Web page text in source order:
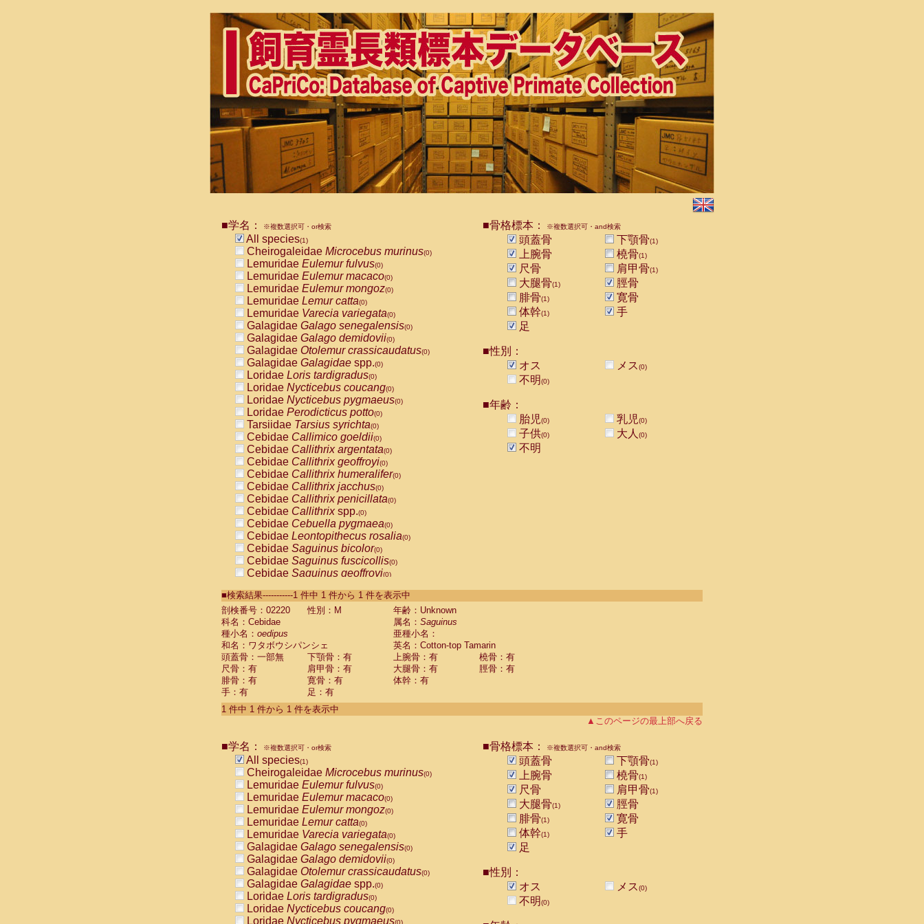
■学名： ※複数選択可・or検索
All species(1)
Cheirogaleidae Microcebus murinus(0)
Lemuridae Eulemur fulvus(0)
Lemuridae Eulemur macaco(0)
Lemuridae Eulemur mongoz(0)
Lemuridae Lemur catta(0)
Lemuridae Varecia variegata(0)
Galagidae Galago senegalensis(0)
Galagidae Galago demidovii(0)
Galagidae Otolemur crassicaudatus(0)
Galagidae Galagidae spp.(0)
Loridae Loris tardigradus(0)
Loridae Nycticebus coucang(0)
Loridae Nycticebus pygmaeus(0)
Loridae Perodicticus potto(0)
Tarsiidae Tarsius syrichta(0)
Cebidae Callimico goeldii(0)
Cebidae Callithrix argentata(0)
Cebidae Callithrix geoffroyi(0)
Cebidae Callithrix humeralifer(0)
Cebidae Callithrix jacchus(0)
Cebidae Callithrix penicillata(0)
Cebidae Callithrixspp.(0)
Cebidae Cebuella pygmaea(0)
Cebidae Leontopithecus rosalia(0)
Cebidae Saguinus bicolor(0)
Cebidae Saguinus fuscicollis(0)
Cebidae Saguinus geoffroyi(0)
CebidaeSaguinus labiatus(0)
Cebidae Saguinus leucopus (0)
Cebidae
Cebidae
CebidaeSaguinus nigricollis (0)
Cebidae Saguinus oedipus
Cebidae Saguinus weddelli
Cebidae Saguinusspp.
Cebidae Aotus trivirgatus
Cebidae Cebus albifrons
CebidaeCebus nigrivittatus
CebidaeCebus
CebidaeSaimiri boliviensis(0)
CebidaeSaimiri sciureus(0)
AtelidaeAlouatta caraya(0)
AtelidaeAlouatta fusca(0)
AtelidaeAlouatta seniculus
AtelidaeAlouattaspp.(0)
AtelidaeAteles belzebuth(0)
AtelidaeAteles geoffroyi(0)
AtelidaeAteles paniscus(0)
AtelidaeAtelesspp.(0)
Atelidae Lagothrix lagothricha
AtelidaeLagothrix lagothricha cana
PitheciidaeCacajao calvus rubicundus
■骨格標本： ※複数選択可・and検索
頭蓋骨 下顎骨(1)
上腕骨 橈骨(1)
尺骨 肩甲骨(1)
大腿骨(1)
脛骨
腓骨(1)
寛骨
体幹(1)
手
足
■性別：
オス
メス(0)
不明(0)
■年齢：
胎児(0) 乳児(0)
子供(0) 大人 (0)
不明
■検索結果-----------1 件中 1 件から 1 件を表示中
剖検番号：02220
性別：M
年齢：Unknown
科名：Cebidae
属名： Saguinus
種小名： oedipus
亜種小名：
和名：ワタボウシパンシェ
英名：Cotton-top Tamarin
頭蓋骨：一部無
下顎骨：有 上腕骨：有
橈骨：有
尺骨：有
肩甲骨：有 大腿骨：有
脛骨：有
腓骨：有
寛骨：有
体幹：有
手：有
足：有
1 件中 1 件から 1 件を表示中
▲このページの最上部へ戻る
■学名： ※複数選択可・or検索
All species(1)
Cheirogaleidae Microcebus murinus(0)
Lemuridae Eulemur fulvus(0)
Lemuridae Eulemur macaco(0)
Lemuridae Eulemur mongoz(0)
Lemuridae Lemur catta(0)
Lemuridae Varecia variegata(0)
Galagidae Galago senegalensis(0)
Galagidae Galago demidovii(0)
Galagidae Otolemur crassicaudatus(0)
Galagidae Galagidae spp.(0)
Loridae Loris tardigradus(0)
Loridae Nycticebus coucang(0)
Loridae Nycticebus pygmaeus(0)
■骨格標本： ※複数選択可・and検索
頭蓋骨 下顎骨(1)
上腕骨 橈骨(1)
尺骨 肩甲骨(1)
大腿骨(1)
脛骨
腓骨(1)
寛骨
体幹(1)
手
足
■性別：
オス
メス(0)
不明(0)